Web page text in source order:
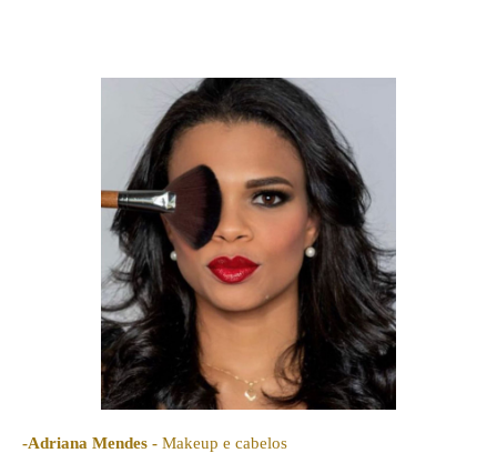
-Adriana Mendes - Makeup e cabelos